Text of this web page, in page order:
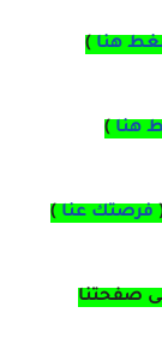
هنا )
هنا )
فرصتك عنا )
صفحتنا